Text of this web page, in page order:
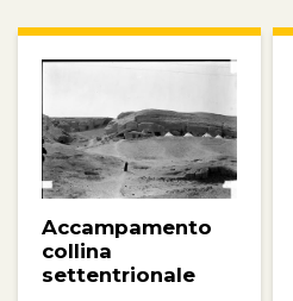
Accampamento
collina
settentrionale